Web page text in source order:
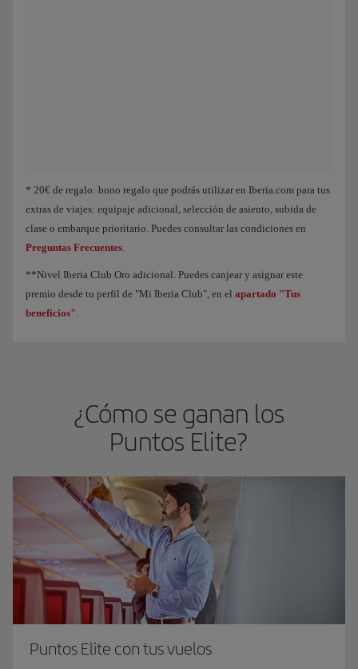
* 20€ de regalo: bono regalo que podrás utilizar en Iberia.com para tus
extras de viajes: equipaje adicional, selección de asiento, subida de
clase o embarque prioritario. Puedes consultar las condiciones en
Preguntas Frecuentes
**Nivel Iberia Club Oro adicional. Puedes canjear y asignar este
premio desde tu perfil de "Mi Iberia Club", en el apartado "Tus
beneficios"
¿Cómo se ganan los
Puntos Elite?
Puntos Elite con tus vuelos